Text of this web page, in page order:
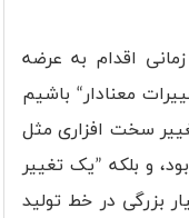
اقدام به عرضه
”تغییرات معنادار“ باشیم
سخت افزاری مثل
و بلکه ”یک تغییر
بزرگی در خط تولید